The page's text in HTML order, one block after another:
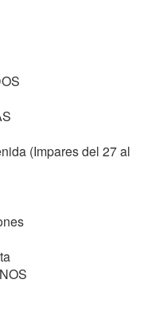
(Impares del 27 al